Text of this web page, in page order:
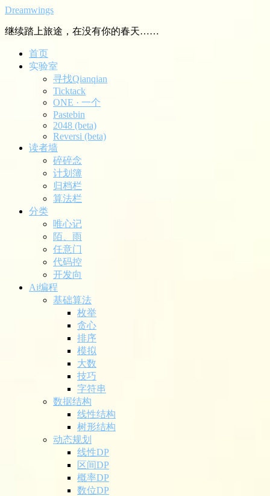
Dreamwings
继续踏上旅途，在没有你的春天……
首页
实验室
寻找Qianqian
Ticktack
ONE · 一个
Pastebin
2048 (beta)
Reversi (beta)
读者墙
碎碎念
计划簿
归档栏
算法栏
分类
唯心记
陌、雨
任意门
代码控
开发向
Ai编程
基础算法
枚举
贪心
排序
模拟
大数
技巧
字符串
数据结构
线性结构
树形结构
动态规划
线性DP
区间DP
概率DP
数位DP